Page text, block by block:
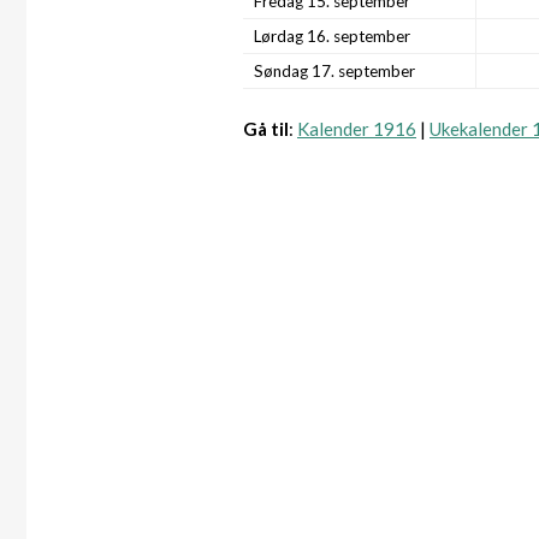
Lørdag 16. september
Søndag 17. september
Gå til: Kalender 1916 | Ukekalender